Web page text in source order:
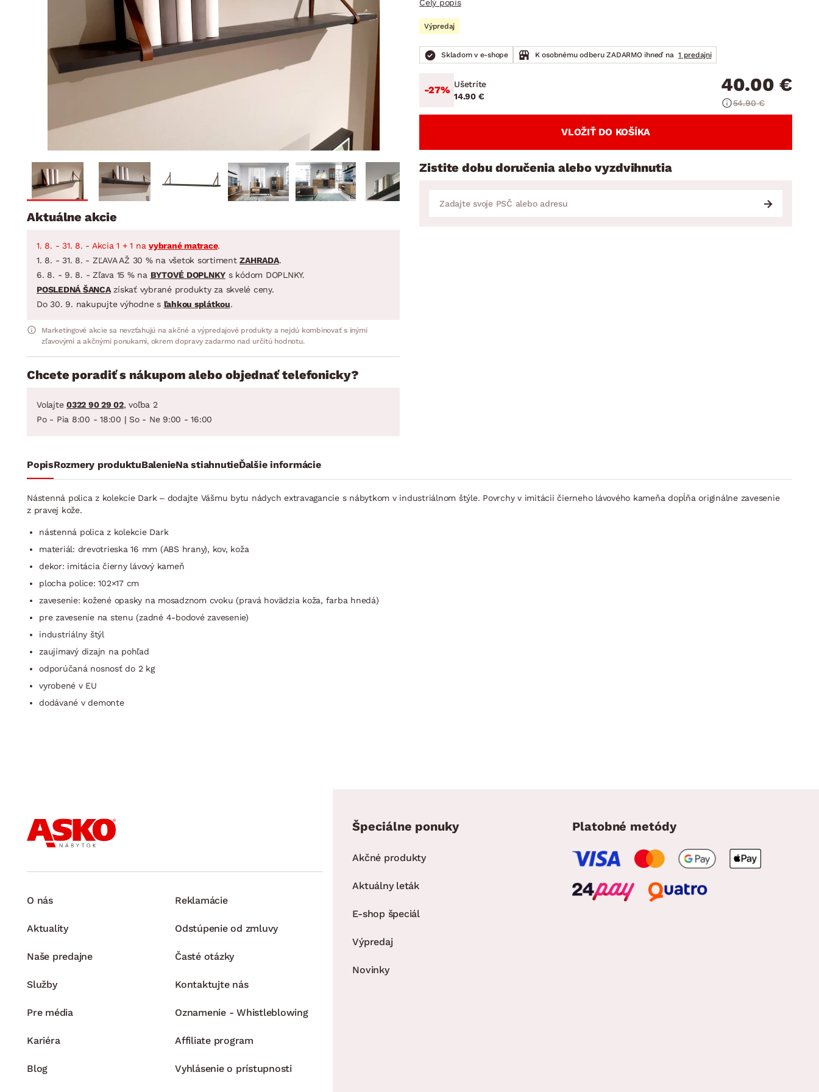
Detská izba
Predsieň, šatník a chodba
Kuchyňa
Záhrada
Vankúše
Koberce
Závesy a žalúzie
STOLOVANIE A VARENIE
Jedálenský servis
Príbory
Panvice
DOMÁCE SPOTREBIČE
Jedálenské zostavy
Celý popis
Výpredaj
Skladom v e-shope K osobnému odberu ZADARMO ihneď na 1 predajni
-27% Ušetríte
14.90 €
40.00 €
54.90 €
VLOŽIŤ DO KOŠÍKA
Zistite dobu doručenia alebo vyzdvihnutia
Aktuálne akcie
1. 8. - 31. 8. - Akcia 1 + 1 na vybrané matrace.
1. 8. - 31. 8. - ZĽAVA AŽ 30 % na všetok sortimentZAHRADA.
6. 8. - 9. 8. - Zľava 15 % na BYTOVÉ DOPLNKY s kódom DOPLNKY.
POSLEDNÁ ŠANCAzískať vybrané produkty za skvelé ceny.
Do 30. 9. nakupujte výhodne s ľahkou splátkou.
Marketingové akcie sa nevzťahujú na akčné a výpredajové produkty a nejdú kombinovať s inými
zľavovými a akčnými ponukami, okrem dopravy zadarmo nad určitú hodnotu.
Chcete poradiť s nákupom alebo objednať telefonicky?
Volajte 0322 90 29 02, voľba 2
Po - Pia 8:00 - 18:00 | So - Ne 9:00 - 16:00
PopisRozmery produktuBalenieNa stiahnutieĎalšie informácie
Nástenná polica z kolekcie Dark – dodajte Vášmu bytu nádych extravagancie s nábytkom v industriálnom štýle. Povrchy v imitácii čierneho lávového kameňa dopĺňa originálne zavesenie
z pravej kože.
nástenná polica z kolekcie Dark
materiál: drevotrieska 16 mm (ABS hrany), kov, koža
dekor: imitácia čierny lávový kameň
plocha police: 102×17 cm
zavesenie: kožené opasky na mosadznom cvoku (pravá hovädzia koža, farba hnedá)
pre zavesenie na stenu (zadné 4-bodové zavesenie)
industriálny štýl
zaujímavý dizajn na pohľad
odporúčaná nosnosť do 2 kg
vyrobené v EU
dodávané v demonte
O nás
Aktuality
Naše predajne
Služby
Pre média
Kariéra
Blog
Reklamácie
Odstúpenie od zmluvy
Časté otázky
Kontaktujte nás
Oznamenie - Whistleblowing
Affiliate program
Vyhlásenie o prístupnosti
Špeciálne ponuky
Akčné produkty
Aktuálny leták
E-shop špeciál
Výpredaj
Novinky
Platobné metódy